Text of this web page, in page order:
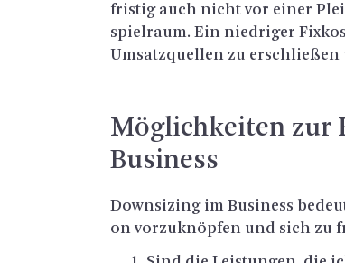
fris­tig auch nicht vor einer
spiel­raum. Ein nied­ri­ger
Um­satz­quel­len zu
Mög­lich­kei­ten zur
Busi­ness
Down­si­zing im Busi­ness
on vor­zu­knöp­fen und sich zu